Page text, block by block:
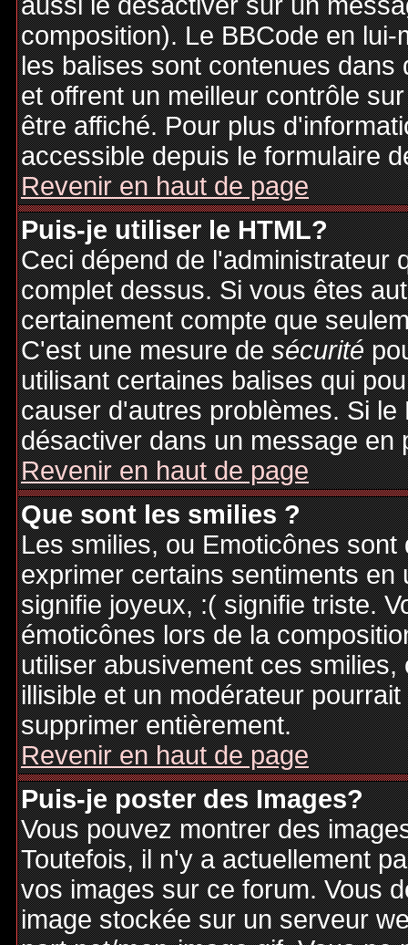
composition). Le BBCode en
les balises sont contenues
et offrent un meilleur contrôle
être affiché. Pour plus
accessible depuis le formulaire
Revenir en haut de page
Puis-je utiliser le HTML?
Ceci dépend de l'administrateur
complet dessus. Si vous êtes
certainement compte que
C'est une mesure desécurité
utilisant certaines balises qui
causer d'autres problèmes. Si
désactiver dans un message en
Revenir en haut de page
Que sont les smilies ?
Les smilies, ou Emoticônes
exprimer certains sentiments
signifie joyeux, :( signifie triste.
émoticônes lors de la
utiliser abusivement ces
illisible et un modérateur
supprimer entièrement.
Revenir en haut de page
Puis-je poster des Images?
Vous pouvez montrer des
Toutefois, il n'y a actuellement
vos images sur ce forum. Vous
image stockée sur un serveur